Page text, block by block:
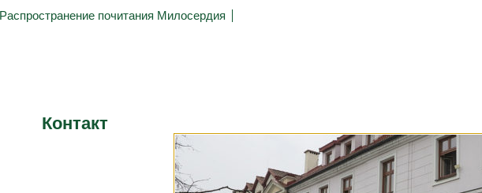
Распространение почитания Милосердия
Контакт